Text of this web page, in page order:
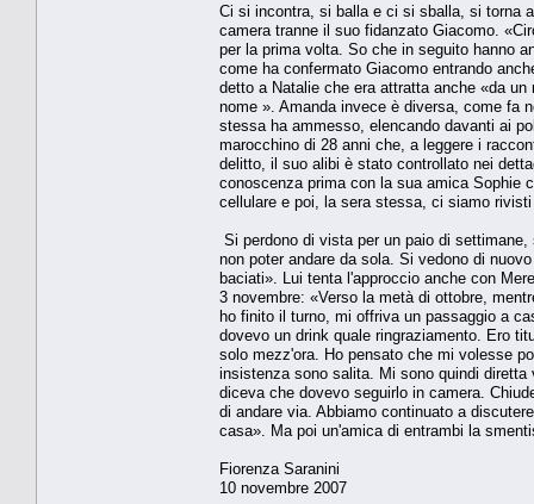
Ci si incontra, si balla e ci si sballa, si torna
camera tranne il suo fidanzato Giacomo.
per la prima volta. So che in seguito hanno
come ha confermato Giacomo entrando
detto a Natalie che era attratta anche «da
nome ». Amanda invece è diversa, come fa
stessa ha ammesso, elencando davanti ai
marocchino di 28 anni che, a leggere i
delitto, il suo alibi è stato controllato nei
conoscenza prima con la sua amica Sophie
cellulare e poi, la sera stessa, ci siamo
Si perdono di vista per un paio di
non poter andare da sola. Si vedono di
baciati». Lui tenta l'approccio anche con
3 novembre: «Verso la metà di ottobre,
ho finito il turno, mi offriva un passaggio a
dovevo un drink quale ringraziamento. Ero
solo mezz'ora. Ho pensato che mi volesse
insistenza sono salita. Mi sono quindi
diceva che dovevo seguirlo in camera.
di andare via. Abbiamo continuato a
casa». Ma poi un'amica di entrambi la
Fiorenza Saranini
10 novembre 2007